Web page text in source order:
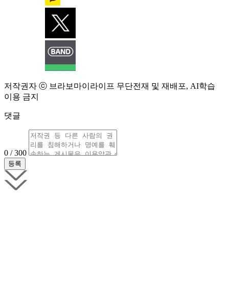
저작권자 ⓒ 브라보마이라이프 무단전재 및 재배포, AI학습
이용 금지
댓글
0 / 300